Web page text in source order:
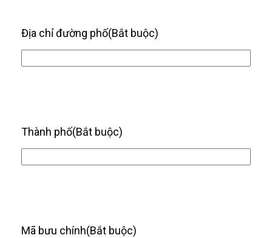
Địa chỉ đường phố(Bắt buộc)
Thành phố(Bắt buộc)
Mã bưu chính(Bắt buộc)